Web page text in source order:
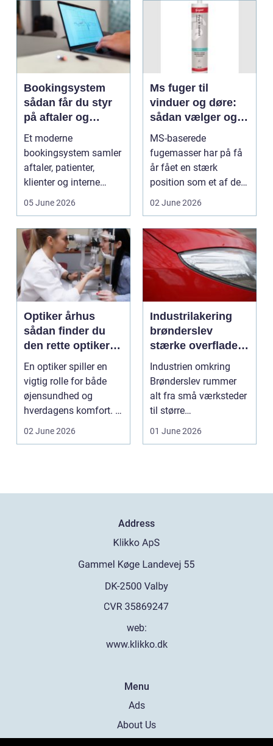
Bookingsystem
sådan får du styr
på aftaler og
arbejdsgange
Et moderne
bookingsystem samler
aftaler, patienter,
klienter og interne
05 June 2026
Ms fuger til
vinduer og døre:
sådan vælger og
bruger du dem
rigtigt
MS-baserede
fugemasser har på få
år fået en stærk
position som et af de
02 June 2026
Optiker århus
sådan finder du
den rette optiker i
byen
En optiker spiller en
vigtig rolle for både
øjensundhed og
hverdagens komfort. I
02 June 2026
Industrilakering
brønderslev
stærke overflader
til industri og
erhverv
Industrien omkring
Brønderslev rummer
alt fra små værksteder
til større
01 June 2026
Address
web:
www.klikko.dk
Menu
Ads
About Us